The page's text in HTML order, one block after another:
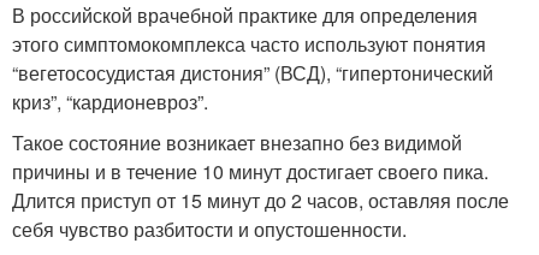
В российской врачебной практике для определения
этого симптомокомплекса часто используют понятия
“вегетососудистая дистония” (ВСД), “гипертонический
криз”, “кардионевроз”.
Такое состояние возникает внезапно без видимой
причины и в течение 10 минут достигает своего пика.
Длится приступ от 15 минут до 2 часов, оставляя после
себя чувство разбитости и опустошенности.